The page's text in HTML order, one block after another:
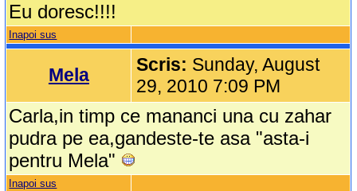
Eu doresc!!!!
Inapoi sus
Mela Scris: Sunday, August
29, 2010 7:09 PM
Carla,in timp ce mananci una cu zahar
pudra pe ea,gandeste-te asa "asta-i
pentru Mela"
Inapoi sus